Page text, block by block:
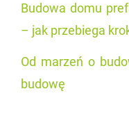
Bu­do­wa domu
– jak prze­bie­ga
Od ma­rzeń o
bu­do­wę